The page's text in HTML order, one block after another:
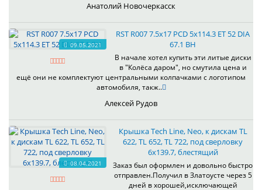
Анатолий Новочеркасск
09.05.2021
RST R007 7.5x17 PCD 5x114.3 ET 52 DIA
67.1 BH
В начале хотел купить эти литые диски
в "Колёса даром", но смутила цена и
ещё они не комплектуют центральными колпачками с логотипом
автомобиля, такж..
Алексей Рудов
08.04.2021
Крышка Tech Line, Neo, к дискам TL
622, TL 652, TL 722, под сверловку
6х139.7, блестящий
Заказ был оформлен и довольно быстро
отправлен.Получил в Златоусте через 5
дней в хорошей,исключающей